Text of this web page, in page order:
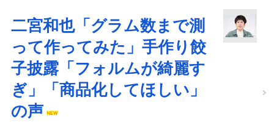
二宮和也「グラム数まで測
って作ってみた」手作り餃
子披露「フォルムが綺麗す
ぎ」「商品化してほしい」
の声